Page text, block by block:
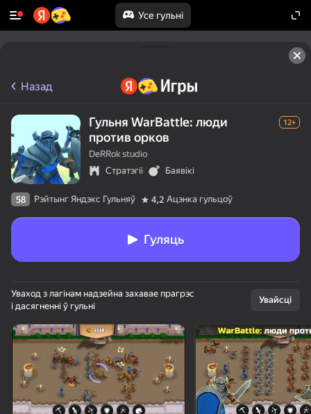
Усе гульні
Павярніце прыладу
Гульня працуе толькі ў гарызантальнай
арыентацыі
Назад
Гульня WarBattle: люди
против орков
12+
DeRRok studio
Стратэгіі
Баявікі
58 Рэйтынг Яндэкс Гульняў 4,2 Ацэнка гульцоў
Гуляць
Уваход з лагінам надзейна захавае прагрэс
і дасягненні ў гульні
Увайсці